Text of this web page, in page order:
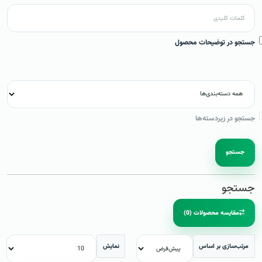
جستجو در توضیحات محصول
جستجو در زیردسته‌ها
جستجو
جستجو
مقایسه محصولات (0)
مرتب‌سازی بر اساس نمایش